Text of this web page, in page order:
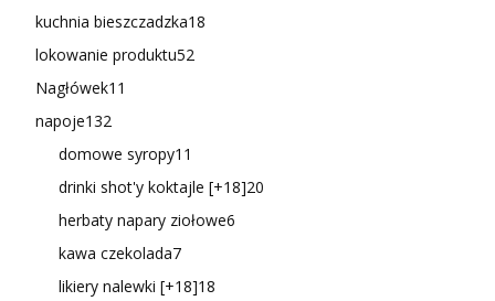
kuchnia bieszczadzka18
lokowanie produktu52
Nagłówek11
napoje132
domowe syropy11
drinki shot'y koktajle [+18]20
herbaty napary ziołowe6
kawa czekolada7
likiery nalewki [+18]18